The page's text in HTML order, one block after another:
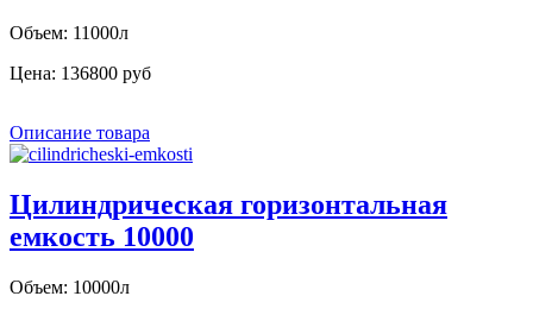
Объем: 11000л
Цена: 136800 руб
Описание товара
Цилиндрическая горизонтальная
емкость 10000
Объем: 10000л